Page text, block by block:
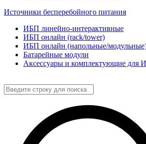
Источники бесперебойного питания
ИБП линейно-интерактивные
ИБП онлайн (rack/tower)
ИБП онлайн (напольные/
Батарейные модули
Аксессуары и комплектующие для